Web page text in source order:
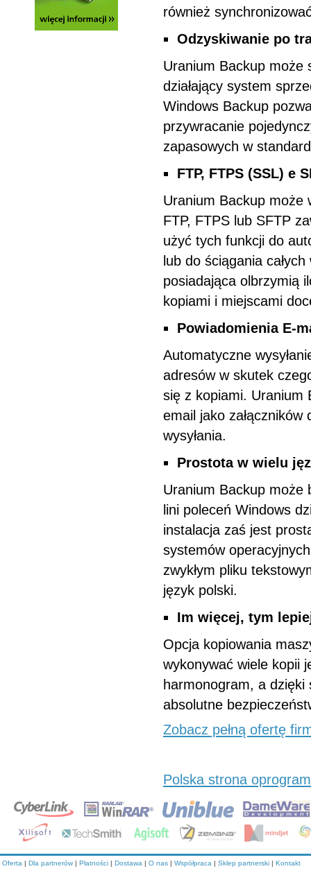
również
Odzyskiwanie po
Uranium Backup może
działający system
Windows Backup
przywracanie
zapasowych w
FTP, FTPS (SSL) e
Uranium Backup może
FTP, FTPS lub SFTP
użyć tych funkcji do
lub do ściągania
posiadająca olbrzymią
kopiami i miejscami
Powiadomienia E-
Automatyczne
adresów w skutek
się z kopiami. Uranium
email jako
wysyłania.
Prostota w wielu
Uranium Backup może
lini poleceń Windows
instalacja zaś jest
systemów
zwykłym pliku
język polski.
Im więcej, tym
Opcja kopiowania
wykonywać wiele kopii
harmonogram, a dzięki
absolutne
Zobacz pełną ofertę
Polska strona
Oferta | Dla partnerów | Płatności | Dostawa | O nas | Współpraca | Sklep partnerski | Kontakt